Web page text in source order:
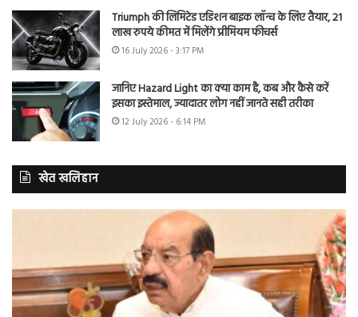
Triumph की लिमिटेड एडिशन बाइक लॉन्च के लिए तैयार, 21
लाख रुपये कीमत में मिलेंगे प्रीमियम फीचर्स
16 July 2026 - 3:17 PM
जानिए Hazard Light का क्या काम है, कब और कैसे करें
इसका इस्तेमाल, ज्यादातर लोग नहीं जानते सही तरीका
12 July 2026 - 6:14 PM
खेत खलिहान